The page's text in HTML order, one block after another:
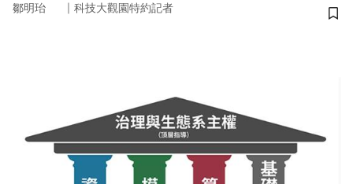
鄒明珆 ｜ 科技大觀園特約記者
儲